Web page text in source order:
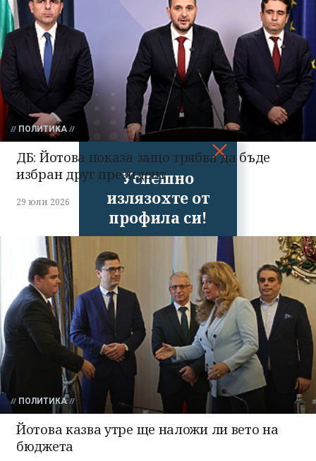
Успешно
излязохте от
профила си!
ПОЛИТИКА
ДБ: Йотова показа защо трябва да бъде
избран друг президент
29 юли 2026
ПОЛИТИКА
Йотова казва утре ще наложи ли вето на
бюджета